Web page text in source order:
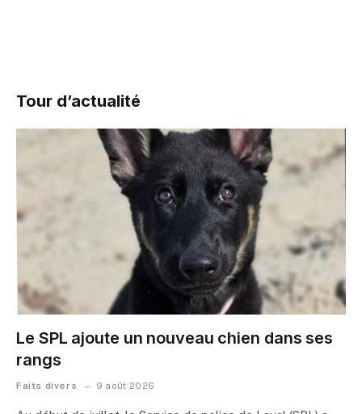
Tour d’actualité
Le SPL ajoute un nouveau chien dans ses
rangs
Faits divers 9 août 2026